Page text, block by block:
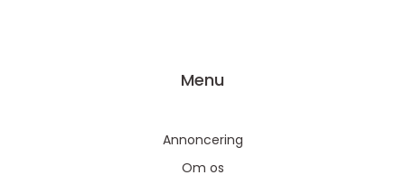
Menu
Annoncering
Om os